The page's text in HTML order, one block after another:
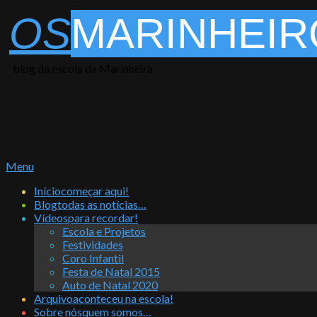
to
content
OS
Primary
Menu
Menu
Iníciocomeçar aqui!
Blogtodas as notícias…
Vídeospara recordar!
Escola e Projetos
Festividades
Coro Infantil
Festa de Natal 2015
Auto de Natal 2020
Arquivoaconteceu na escola!
Sobre nósquem somos…